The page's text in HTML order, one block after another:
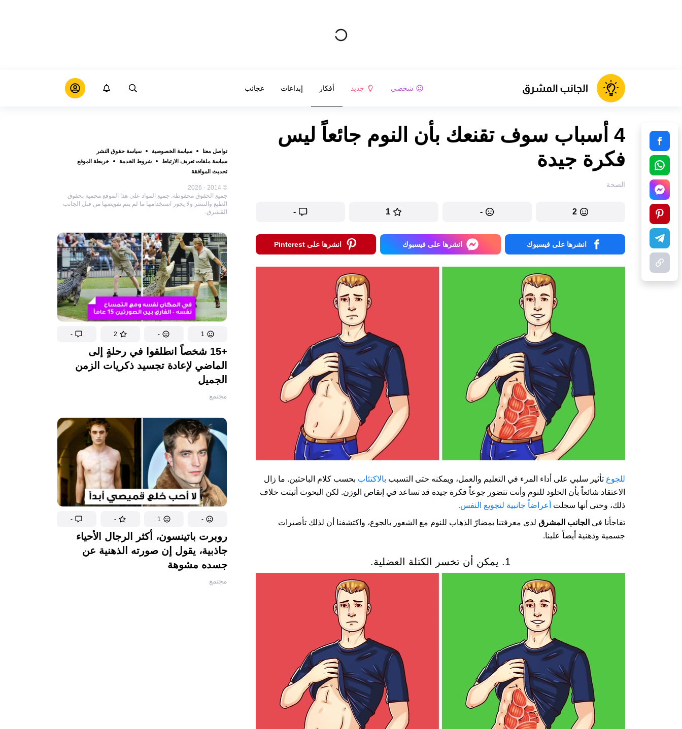
شخصي جديد أفكار إبداعات عجائب
تواصل معنا سياسة الخصوصية
سياسة حقوق النشر
سياسة ملفات تعريف الارتباط
شروط الخدمة
خريطة الموقع
تحديث الموافقة
© 2014 - 2026
جميع الحقوق محفوظة. جميع المواد على هذا الموقع محمية بحقوق
الطبع والنشر ولا يجوز استخدامها ما لم يتم تفويضها من قبل الجانب
المُشرق.
1
-
2
-
+15 شخصاً انطلقوا في رحلةٍ إلى
الماضي لإعادة تجسيد ذكريات الزمن
الجميل
مجتمع
-
1
-
-
روبرت باتينسون، أكثر الرجال الأحياء
جاذبية، يقول إن صورته الذهنية عن
جسده مشوهة
مجتمع
4 أسباب سوف تقنعك بأن النوم جائعاً ليس
فكرة جيدة
الصحة
2
-
1
-
انشرها على فيسبوك انشرها على فيسبوك انشرها على Pinterest
للجوع تأثير سلبي على أداء المرء في التعليم والعمل، ويمكنه حتى التسبب بالاكتئاب بحسب كلام الباحثين. ما زال
الاعتقاد شائعاً بأن الخلود للنوم وأنت تتضور جوعاً فكرة جيدة قد تساعد في إنقاص الوزن. لكن البحوث أثبتت خلاف
ذلك، وحتى أنها سجلت
أعراضاً جانبية لتجويع النفس.
تفاجأنا في الجانب المشرق لدى معرفتنا بمضارّ الذهاب للنوم مع الشعور بالجوع، واكتشفنا أن لذلك تأصيرات
جسمية وذهنية أيضاً علينا.
1. يمكن أن تخسر الكتلة العضلية.